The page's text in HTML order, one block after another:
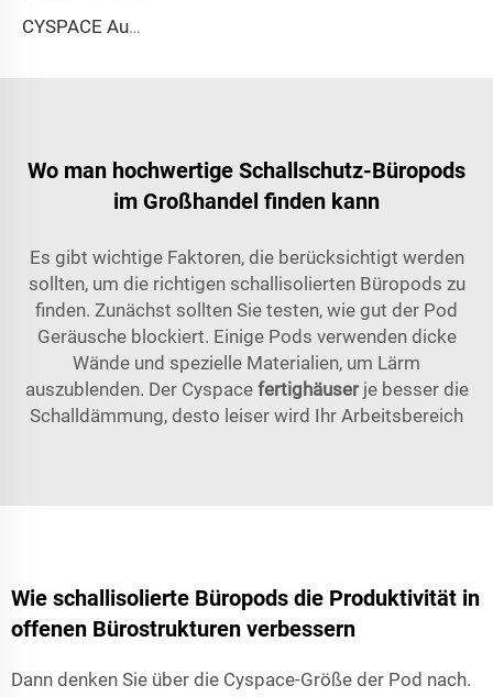
CYSPACE Außenküche
Wo man hochwertige Schallschutz-Büropods
im Großhandel finden kann
Es gibt wichtige Faktoren, die berücksichtigt werden
sollten, um die richtigen schallisolierten Büropods zu
finden. Zunächst sollten Sie testen, wie gut der Pod
Geräusche blockiert. Einige Pods verwenden dicke
Wände und spezielle Materialien, um Lärm
auszublenden. Der Cyspace fertighäuser je besser die
Schalldämmung, desto leiser wird Ihr Arbeitsbereich
Wie schallisolierte Büropods die Produktivität in
offenen Bürostrukturen verbessern
Dann denken Sie über die Cyspace-Größe der Pod nach.